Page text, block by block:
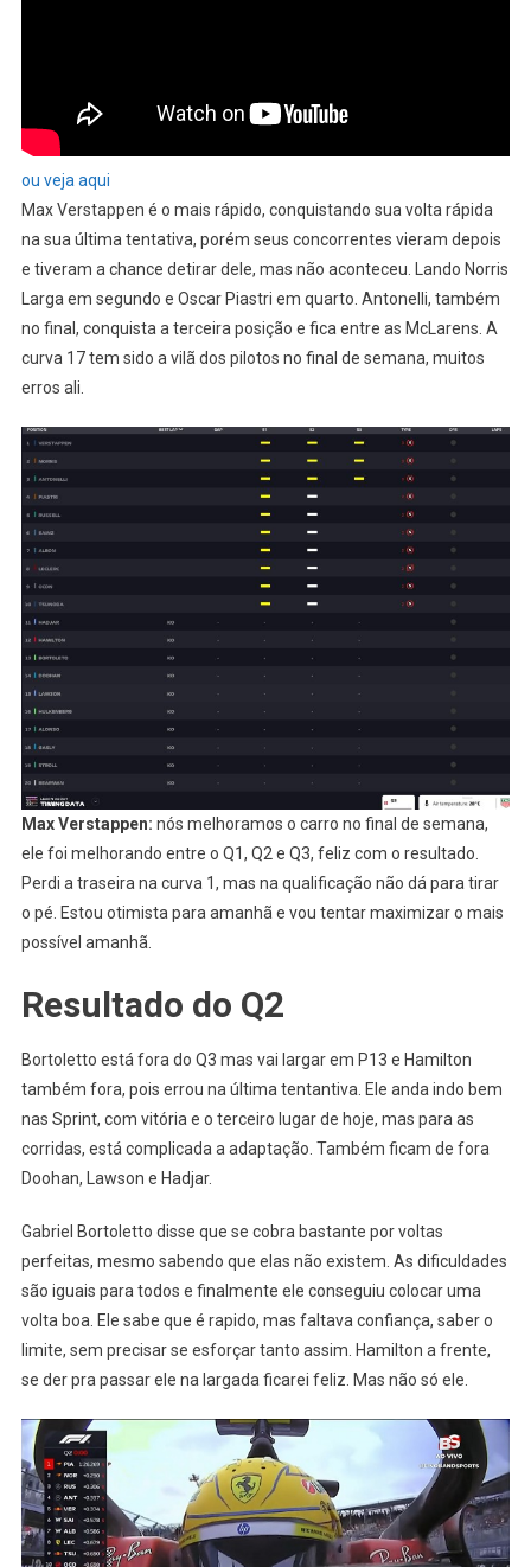
ou veja aqui
Max Verstappen é o mais rápido, conquistando sua volta rápida
na sua última tentativa, porém seus concorrentes vieram depois
e tiveram a chance detirar dele, mas não aconteceu. Lando Norris
Larga em segundo e Oscar Piastri em quarto. Antonelli, também
no final, conquista a terceira posição e fica entre as McLarens. A
curva 17 tem sido a vilã dos pilotos no final de semana, muitos
erros ali.
Max Verstappen: nós melhoramos o carro no final de semana,
ele foi melhorando entre o Q1, Q2 e Q3, feliz com o resultado.
Perdi a traseira na curva 1, mas na qualificação não dá para tirar
o pé. Estou otimista para amanhã e vou tentar maximizar o mais
possível amanhã.
Resultado do Q2
Bortoletto está fora do Q3 mas vai largar em P13 e Hamilton
também fora, pois errou na última tentantiva. Ele anda indo bem
nas Sprint, com vitória e o terceiro lugar de hoje, mas para as
corridas, está complicada a adaptação. Também ficam de fora
Doohan, Lawson e Hadjar.
Gabriel Bortoletto disse que se cobra bastante por voltas
perfeitas, mesmo sabendo que elas não existem. As dificuldades
são iguais para todos e finalmente ele conseguiu colocar uma
volta boa. Ele sabe que é rapido, mas faltava confiança, saber o
limite, sem precisar se esforçar tanto assim. Hamilton a frente,
se der pra passar ele na largada ficarei feliz. Mas não só ele.